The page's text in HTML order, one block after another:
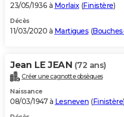
23/05/1936 à Morlaix (Finistère)
Décès
11/03/2020 à Martigues (
Jean LE JEAN (72 ans)
Créer une cagnotte obsèques
Naissance
08/03/1947 à Lesneven (Finistère)